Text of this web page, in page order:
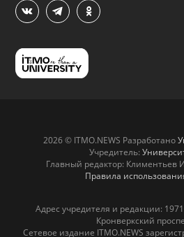
2026 © ITMO.NEWS Разработано
Учредитель:
Главный редактор: Климентьев
Правила
Адрес учредителя и редакции:
Кронверкский
Сетевое издание ITMO.NEWS